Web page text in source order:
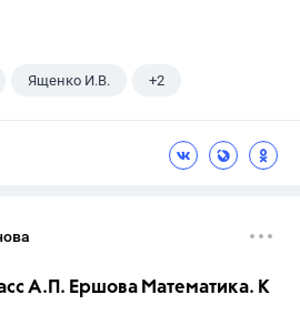
Ященко И.В. +2
А.П. Ершова Математика. К